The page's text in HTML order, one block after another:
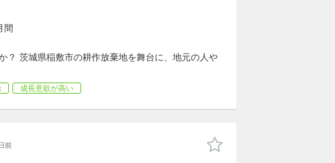
間
？ 茨城県稲敷市の耕作放棄地を舞台に、地元の人や
成長意欲が高い
前